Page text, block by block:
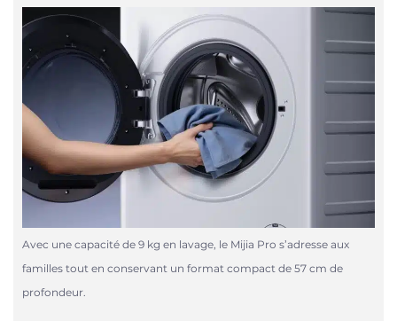
Avec une capacité de 9 kg en lavage, le Mijia Pro s’adresse aux
familles tout en conservant un format compact de 57 cm de
profondeur.